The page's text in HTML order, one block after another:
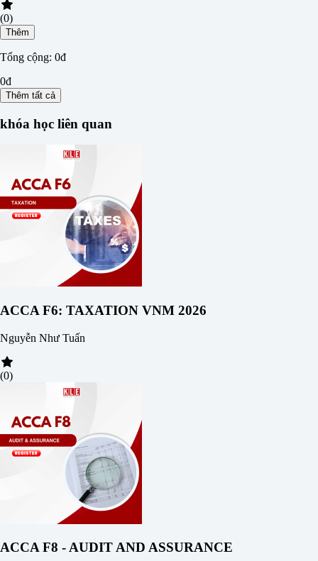
(0)
Thêm
Tổng cộng: 0đ
0đ
Thêm tất cả
khóa học liên quan
ACCA F6: TAXATION VNM 2026
Nguyễn Như Tuấn
(0)
ACCA F8 - AUDIT AND ASSURANCE